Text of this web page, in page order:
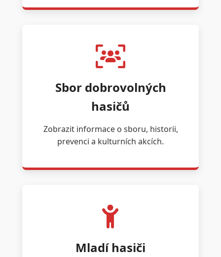
Sbor dobrovolných
hasičů
Zobrazit informace o sboru, historii,
prevenci a kulturních akcích.
Mladí hasiči